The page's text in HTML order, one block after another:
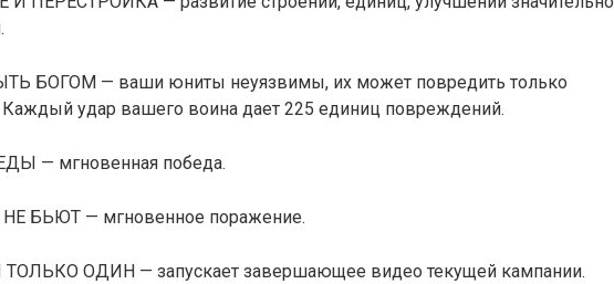
БОГОМ — ваши юниты неуязвимы, их может повредить только
Каждый удар вашего воина дает 225 единиц повреждений.
— мгновенная победа.
БЬЮТ — мгновенное поражение.
ОДИН — запускает завершающее видео текущей кампании.